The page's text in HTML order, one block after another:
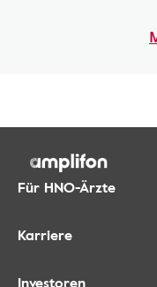
Für HNO-Ärzte
Karriere
Investoren